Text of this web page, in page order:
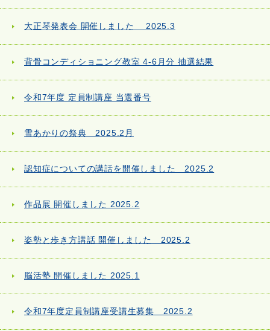
大正琴発表会 開催しました 2025.3
背骨コンディショニング教室 4-6月分 抽選結果
令和7年度 定員制講座 当選番号
雪あかりの祭典 2025.2月
認知症についての講話を開催しました 2025.2
作品展 開催しました 2025.2
姿勢と歩き方講話 開催しました 2025.2
脳活塾 開催しました 2025.1
令和7年度定員制講座受講生募集 2025.2